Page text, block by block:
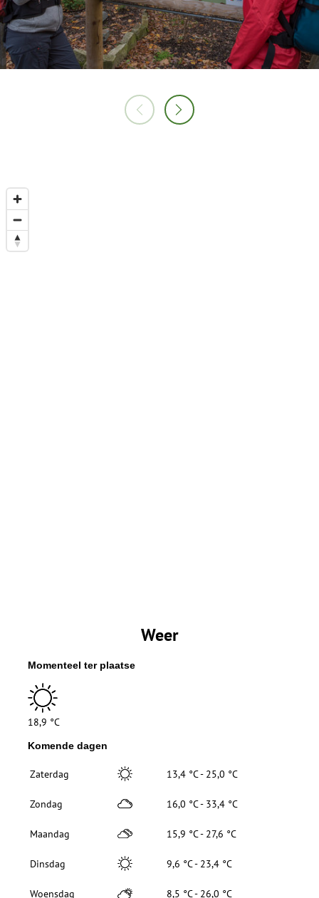
Weer
Momenteel ter plaatse
18,9 °C
Komende dagen
Zaterdag 13,4 °C - 25,0 °C
Zondag 16,0 °C - 33,4 °C
Maandag 15,9 °C - 27,6 °C
Dinsdag 9,6 °C - 23,4 °C
Woensdag 8,5 °C - 26,0 °C